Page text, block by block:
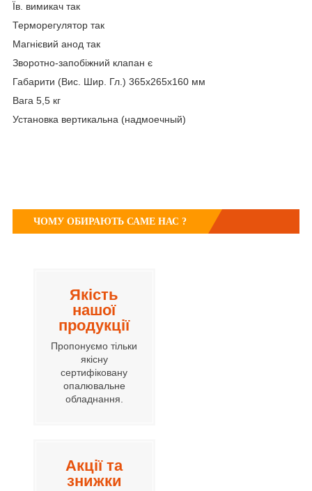
Їв. вимикач так
Терморегулятор так
Магнієвий анод так
Зворотно-запобіжний клапан є
Габарити (Вис. Шир. Гл.) 365х265х160 мм
Вага 5,5 кг
Установка вертикальна (надмоечный)
ЧОМУ ОБИРАЮТЬ САМЕ НАС ?
Якість
нашої
продукції
Пропонуємо тільки
якісну
сертифіковану
опалювальне
обладнання.
Акції та
знижки